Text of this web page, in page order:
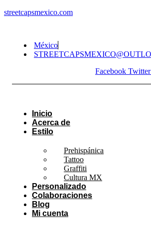
streetcapsmexico.com
México
Facebook Twitter
Inicio
Acerca de
Estilo
Prehispánica
Tattoo
Graffiti
Cultura MX
Personalizado
Colaboraciones
Blog
Mi cuenta